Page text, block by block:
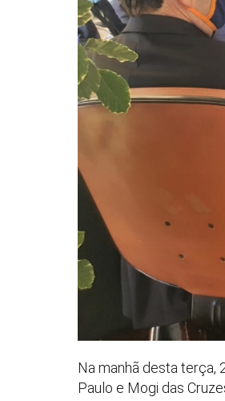
Na manhã desta terça,
Paulo e Mogi das